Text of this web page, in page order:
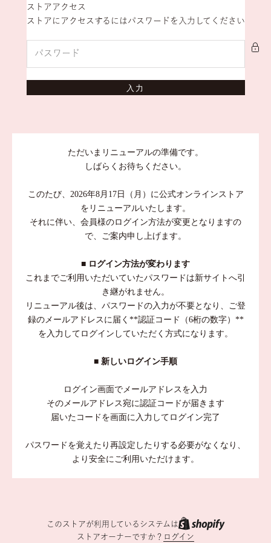
コンテンツへスキップ
ストアアクセス
ストアにアクセスするにはパスワードを入力してください
入力
ただいまリニューアルの準備です。
しばらくお待ちください。
このたび、2026年8月17日（月）に公式オンラインストア
をリニューアルいたします。
それに伴い、会員様のログイン方法が変更となりますの
で、ご案内申し上げます。
■ ログイン方法が変わります
これまでご利用いただいていたパスワードは新サイトへ引
き継がれません。
リニューアル後は、パスワードの入力が不要となり、ご登
録のメールアドレスに届く**認証コード（6桁の数字）**
を入力してログインしていただく方式になります。
■ 新しいログイン手順
ログイン画面でメールアドレスを入力
そのメールアドレス宛に認証コードが届きます
届いたコードを画面に入力してログイン完了
パスワードを覚えたり再設定したりする必要がなくなり、
より安全にご利用いただけます。
このストアが利用しているシステムは
ストアオーナーですか？ ログイン